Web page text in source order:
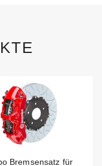
Bremsensatz für